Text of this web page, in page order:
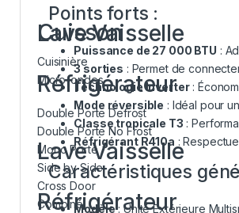
Cuisson
Cuisinière
Micro-ondes
Lave Vaisselle
Réfrigérateur
Lave Vaisselle
Réfrigérateur
Double Porte Defrost
Double Porte No Frost
Mono Porte
Side by Side
Cross Door
Combiné
Points forts :
Puissance de 27 000 BTU :
3 sorties : Permet de
Technologie Inverter:
Mode réversible : Idéal pour
Classe tropicale T3 :
Réfrigérant R410a :
Caractéristiques
Modèle: Unité Extérieure